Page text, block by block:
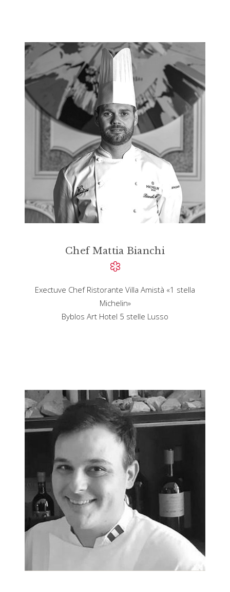
Chef Mattia Bianchi
Exectuve Chef Ristorante Villa Amistà «1 stella
Michelin»
Byblos Art Hotel 5 stelle Lusso